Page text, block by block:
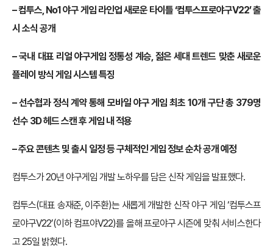
– 컴투스, No1 야구 게임 라인업 새로운 타이틀 ‘컴투스프로야구V22’ 출
시 소식 공개
– 국내 대표 리얼 야구게임 정통성 계승, 젊은 세대 트렌드 맞춘 새로운
플레이 방식 게임 시스템 특징
– 선수협과 정식 계약 통해 모바일 야구 게임 최초 10개 구단 총 379명
선수 3D 헤드 스캔 후 게임 내 적용
– 주요 콘텐츠 및 출시 일정 등 구체적인 게임 정보 순차 공개 예정
컴투스가 20년 야구게임 개발 노하우를 담은 신작 게임을 발표했다.
컴투스(대표 송재준, 이주환)는 새롭게 개발한 신작 야구 게임 ‘컴투스프
로야구V22’(이하 컴프야V22)를 올해 프로야구 시즌에 맞춰 서비스한다
고 25일 밝혔다.